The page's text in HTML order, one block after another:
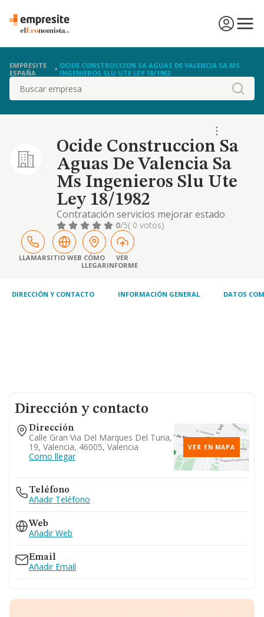
EMPRESITE
ESPAÑA
OCIDE CONSTRUCCION SA AGUAS DE VALENCIA SA MS
INGENIEROS SLU UTE LEY 18/1982
Buscar
Ocide Construccion Sa
Aguas De Valencia Sa
Ms Ingenieros Slu Ute
Ley 18/1982
Contratación servicios mejorar estado
canales en zonas regables de interés
general del estado confederación
hidrográfica júcar para impulsar ahorro,
eficiencia y sostenibilidad uso recursos
hídricos. lote 1
0/5( 0 votos)
LLAMARSITIO WEB CÓMO
LLEGAR
VER
INFORME
DIRECCIÓN Y CONTACTO INFORMACIÓN GENERAL DATOS
Dirección y contacto
Dirección
Calle Gran Via Del Marques Del Turia,
19, Valencia, 46005, Valencia
Como llegar
VER EN MAPA
Teléfono
Añadir Teléfono
Web
Añadir Web
Email
Añadir Email